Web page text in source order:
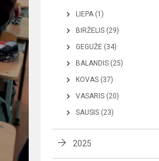
LIEPA (1)
BIRŽELIS (29)
GEGUŽĖ (34)
BALANDIS (25)
KOVAS (37)
VASARIS (20)
SAUSIS (23)
2025